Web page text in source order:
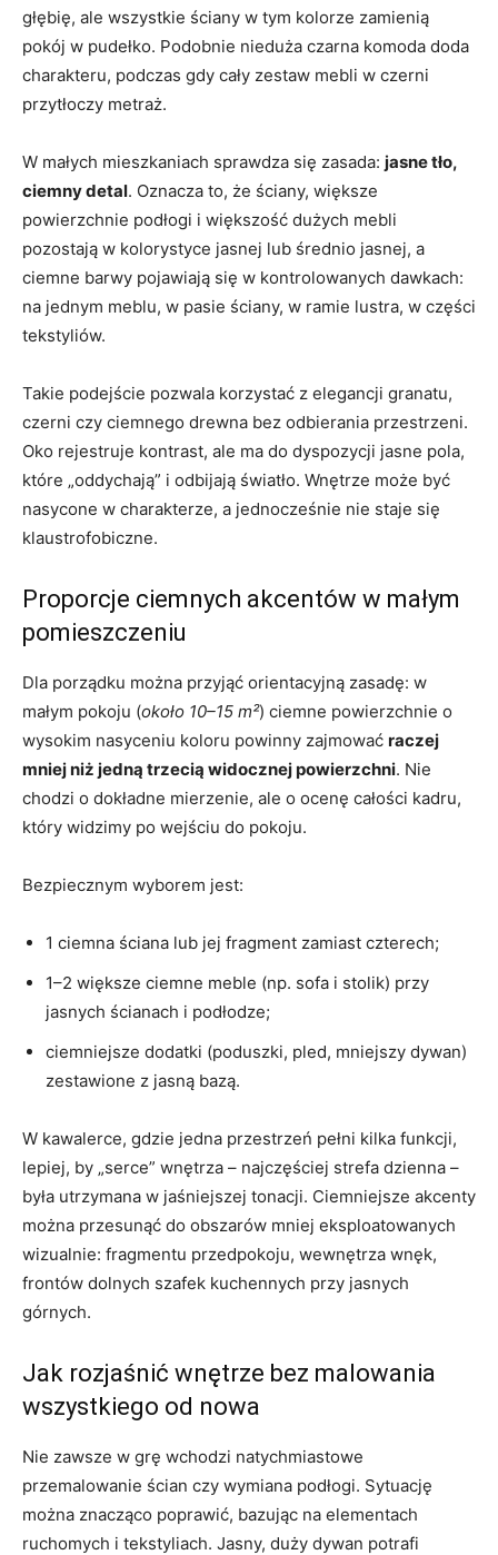
głębię, ale wszystkie ściany w tym kolorze zamienią
pokój w pudełko. Podobnie nieduża czarna komoda doda
charakteru, podczas gdy cały zestaw mebli w czerni
przytłoczy metraż.
W małych mieszkaniach sprawdza się zasada: jasne tło,
ciemny detal. Oznacza to, że ściany, większe
powierzchnie podłogi i większość dużych mebli
pozostają w kolorystyce jasnej lub średnio jasnej, a
ciemne barwy pojawiają się w kontrolowanych dawkach:
na jednym meblu, w pasie ściany, w ramie lustra, w części
tekstyliów.
Takie podejście pozwala korzystać z elegancji granatu,
czerni czy ciemnego drewna bez odbierania przestrzeni.
Oko rejestruje kontrast, ale ma do dyspozycji jasne pola,
które „oddychają” i odbijają światło. Wnętrze może być
nasycone w charakterze, a jednocześnie nie staje się
klaustrofobiczne.
Proporcje ciemnych akcentów w małym
pomieszczeniu
Dla porządku można przyjąć orientacyjną zasadę: w
małym pokoju (około 10–15 m²) ciemne powierzchnie o
wysokim nasyceniu koloru powinny zajmować raczej
mniej niż jedną trzecią widocznej powierzchni. Nie
chodzi o dokładne mierzenie, ale o ocenę całości kadru,
który widzimy po wejściu do pokoju.
Bezpiecznym wyborem jest:
1 ciemna ściana lub jej fragment zamiast czterech;
1–2 większe ciemne meble (np. sofa i stolik) przy
jasnych ścianach i podłodze;
ciemniejsze dodatki (poduszki, pled, mniejszy dywan)
zestawione z jasną bazą.
W kawalerce, gdzie jedna przestrzeń pełni kilka funkcji,
lepiej, by „serce” wnętrza – najczęściej strefa dzienna –
była utrzymana w jaśniejszej tonacji. Ciemniejsze akcenty
można przesunąć do obszarów mniej eksploatowanych
wizualnie: fragmentu przedpokoju, wewnętrza wnęk,
frontów dolnych szafek kuchennych przy jasnych
górnych.
Jak rozjaśnić wnętrze bez malowania
wszystkiego od nowa
Nie zawsze w grę wchodzi natychmiastowe
przemalowanie ścian czy wymiana podłogi. Sytuację
można znacząco poprawić, bazując na elementach
ruchomych i tekstyliach. Jasny, duży dywan potrafi